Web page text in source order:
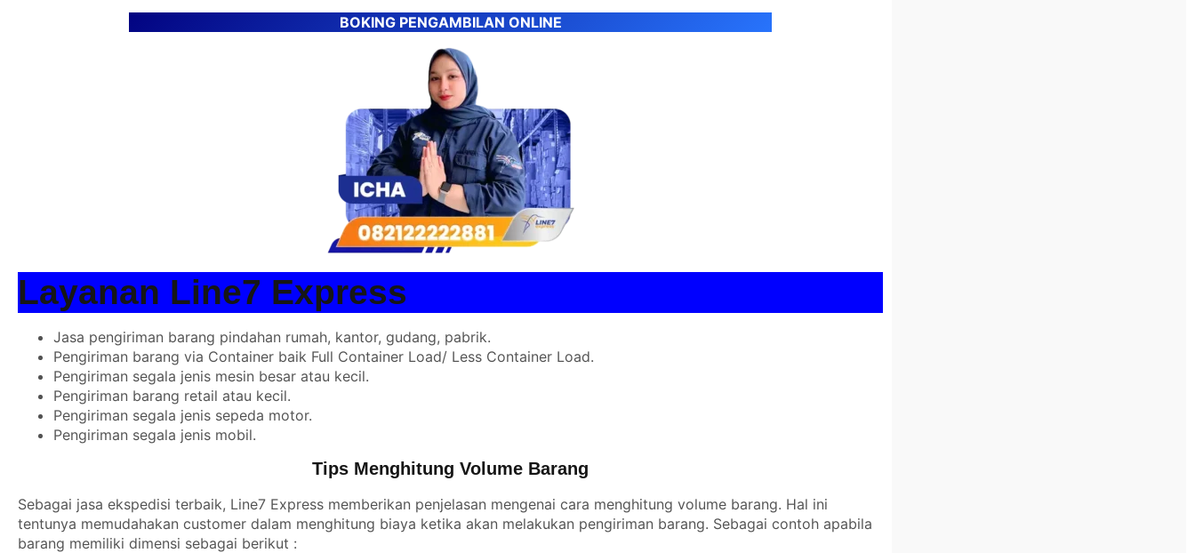
BOKING PENGAMBILAN ONLINE
Layanan Line7 Express
Jasa pengiriman barang pindahan rumah, kantor, gudang, pabrik.
Pengiriman barang via Container baik Full Container Load/ Less Container Load.
Pengiriman segala jenis mesin besar atau kecil.
Pengiriman barang retail atau kecil.
Pengiriman segala jenis sepeda motor.
Pengiriman segala jenis mobil.
Tips Menghitung Volume Barang
Sebagai jasa ekspedisi terbaik, Line7 Express memberikan penjelasan mengenai cara menghitung volume barang. Hal ini
tentunya memudahakan customer dalam menghitung biaya ketika akan melakukan pengiriman barang. Sebagai contoh apabila
barang memiliki dimensi sebagai berikut :